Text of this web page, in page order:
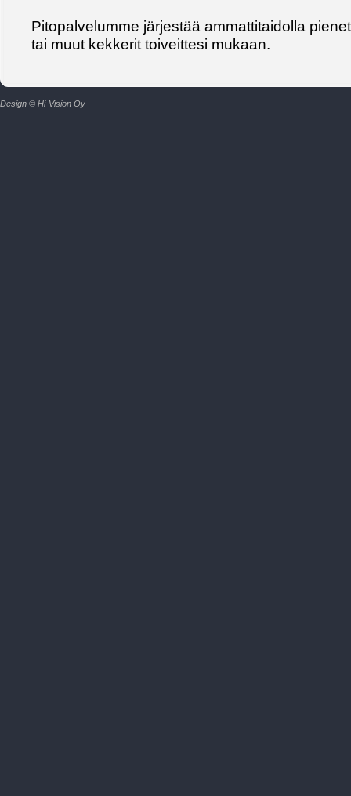
Pitopalvelumme järjestää ammattitaidolla
tai muut kekkerit toiveittesi mukaan.
Design © Hi-Vision Oy